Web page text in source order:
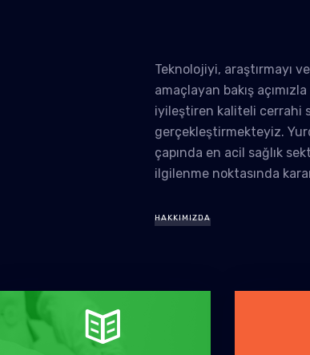
Teknolojiyi, araştırmayı
amaçlayan bakış
iyileştiren kaliteli cerrahi
gerçekleştirmekteyiz.
çapında en acil sağlık
ilgilenme noktasında
HAKKIMIZDA